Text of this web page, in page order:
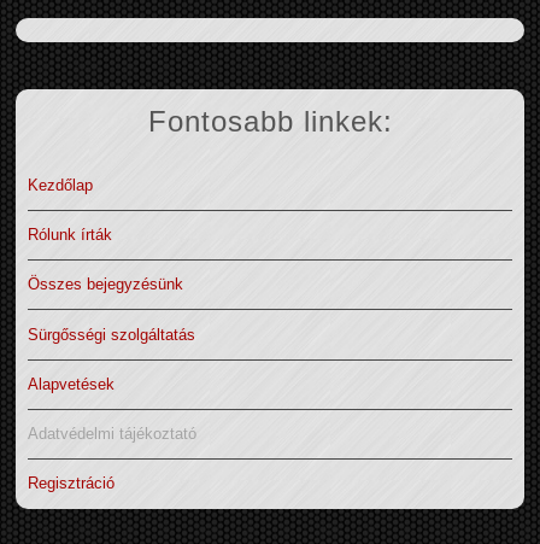
Fontosabb linkek:
Kezdőlap
Rólunk írták
Összes bejegyzésünk
Sürgősségi szolgáltatás
Alapvetések
Adatvédelmi tájékoztató
Regisztráció